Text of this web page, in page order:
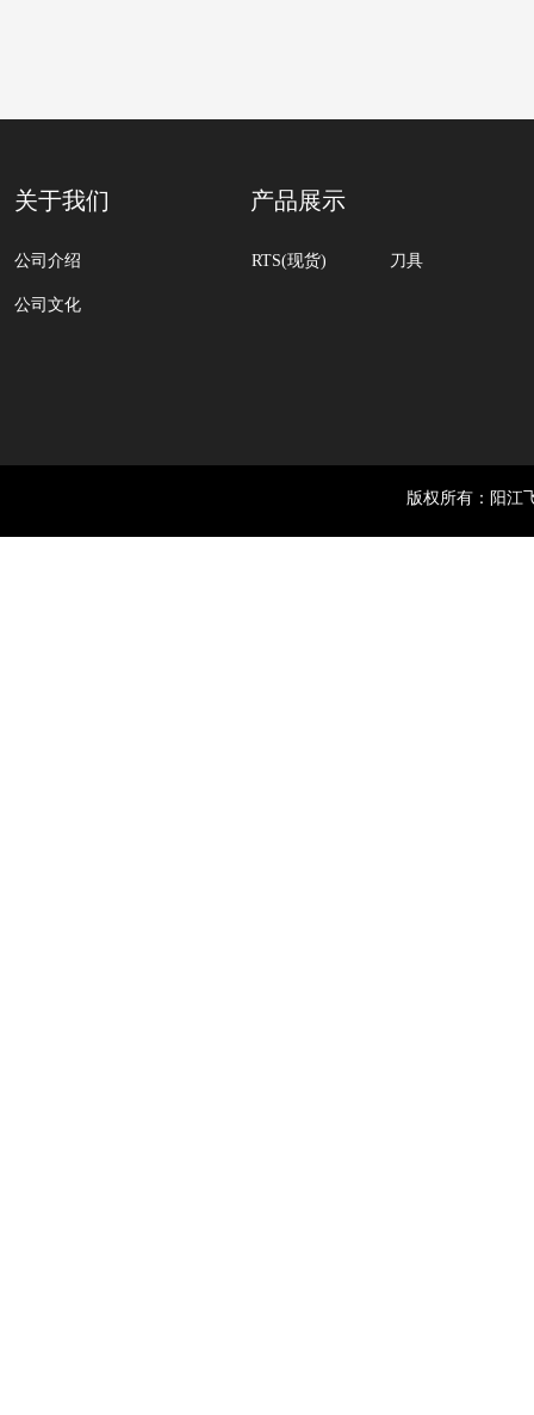
关于我们
版权所有：阳
产品展示
RTS(现货) 刀具
公司介绍
公司文化